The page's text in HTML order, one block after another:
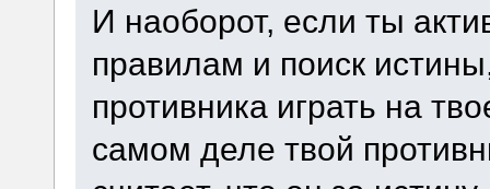
И наоборот, если ты
правилам и поиск
противника играть на
самом деле твой